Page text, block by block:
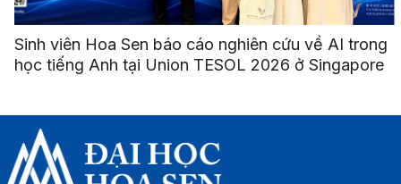
Sinh viên Hoa Sen báo cáo nghiên cứu về AI trong
học tiếng Anh tại Union TESOL 2026 ở Singapore